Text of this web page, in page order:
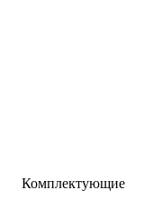
Комплектующие